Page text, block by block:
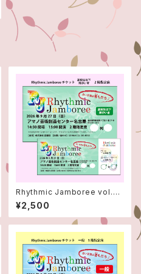
Rhythmic Jamboree vol.3
チケット【2階指定席/高校生以
下・障がい者】
¥2,500